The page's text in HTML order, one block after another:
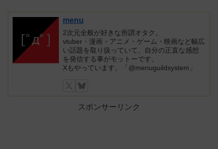
menu
2次元全般が好きな所謂オタク。
vtuber・漫画・アニメ・ゲーム・映画など幅広
い話題を取り扱っていて、自分の正直な感想
を発信する事がモットーです。
Xもやっています。「@menuguildsystem」
スポンサーリンク